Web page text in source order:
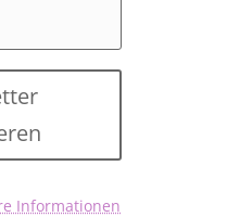
Informationen